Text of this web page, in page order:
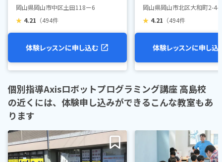
岡山県岡山市中区土田118ー6
★ 4.21 （494件
体験レッスンに申し込む
岡山県岡山市北区大和町2-4-
★ 4.21 （494件
体験レッスンに申し込
個別指導Axisロボットプログラミング講座 高島校
の近くには、体験申し込みができるこんな教室もあ
ります